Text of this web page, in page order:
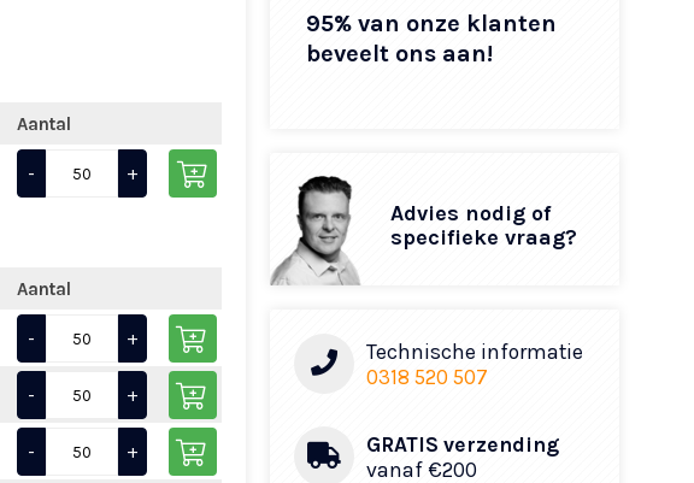
Aantal
- +
Aantal
- +
- +
- +
95% van onze klanten
beveelt ons aan!
Advies nodig of
specifieke vraag?
Technische informatie
0318 520 507
GRATIS verzending
vanaf €200​